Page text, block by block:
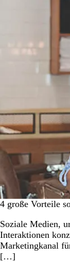
4 große Vorteile
Soziale Medien,
Interaktionen
Marketingkanal
[…]